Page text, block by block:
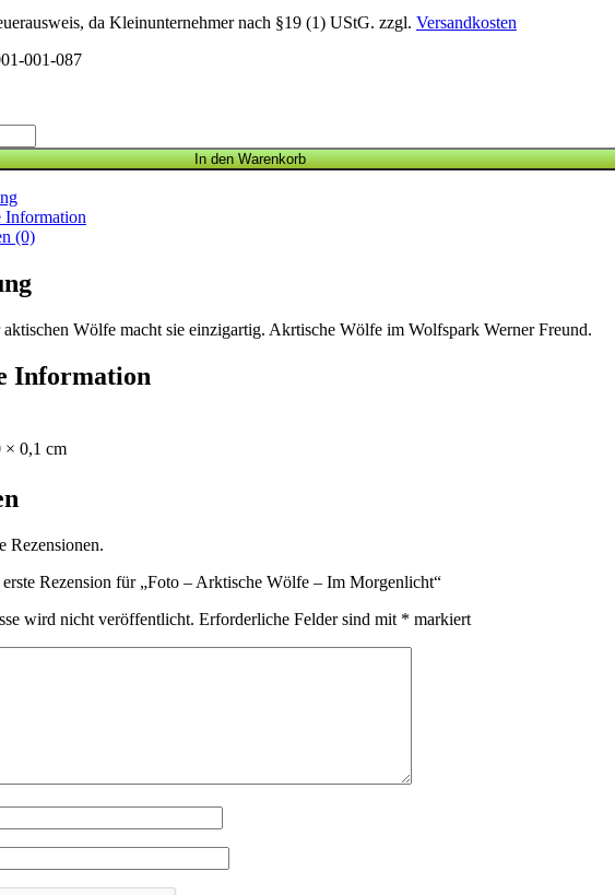
da Kleinunternehmer nach §19 (1) UStG. zzgl. Versandkosten
001-087
In den Warenkorb
Information
(0)
Wölfe macht sie einzigartig. Akrtische Wölfe im Wolfspark Werner Freund.
Information
× 0,1 cm
Rezensionen.
erste Rezension für „Foto – Arktische Wölfe – Im Morgenlicht“
wird nicht veröffentlicht. Erforderliche Felder sind mit * markiert